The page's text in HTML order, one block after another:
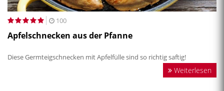
100
Apfelschnecken aus der Pfanne
Diese Germteigschnecken mit Apfelfülle sind so richtig saftig!
Weiterlesen